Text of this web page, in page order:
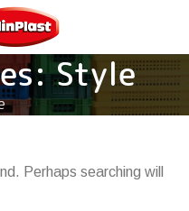
Style
Perhaps searching will